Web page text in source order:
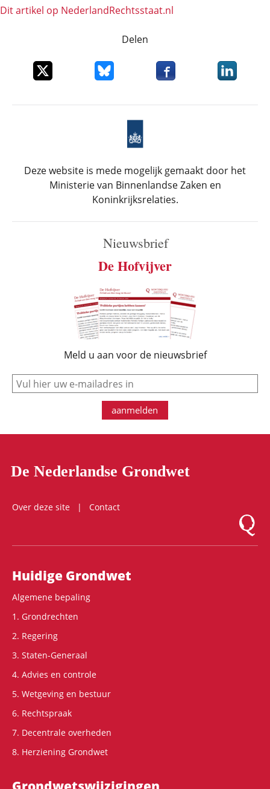
Dit artikel op NederlandRechts­staat.nl
Delen
Deel dit item op XDeel dit item op Bluesky
Deel dit item opDeel dit
Deze website is mede mogelijk gemaakt door het
Ministerie van Binnenlandse Zaken en
Koninkrijksrelaties.
Nieuwsbrief
De Hofvijver
Meld u aan voor de nieuwsbrief
e-mail
aanmelden
De Nederlandse Grondwet
Over deze site
Contact
Logo
Hoofdnavigatie
Huidige Grondwet
Algemene bepaling
1. Grondrechten
2. Regering
3. Staten-Generaal
4. Advies en controle
5. Wetgeving en bestuur
6. Rechtspraak
7. Decentrale overheden
8. Herziening Grondwet